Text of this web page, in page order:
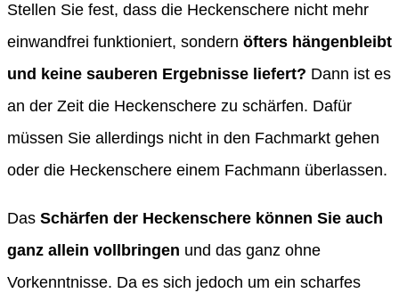
Stellen Sie fest, dass die Heckenschere nicht mehr
einwandfrei funktioniert, sondern öfters hängenbleibt
und keine sauberen Ergebnisse liefert? Dann ist es
an der Zeit die Heckenschere zu schärfen. Dafür
müssen Sie allerdings nicht in den Fachmarkt gehen
oder die Heckenschere einem Fachmann überlassen.
Das Schärfen der Heckenschere können Sie auch
ganz allein vollbringen und das ganz ohne
Vorkenntnisse. Da es sich jedoch um ein scharfes